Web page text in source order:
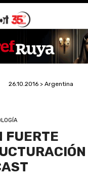
26.10.2016 > Argentina
FUERTE